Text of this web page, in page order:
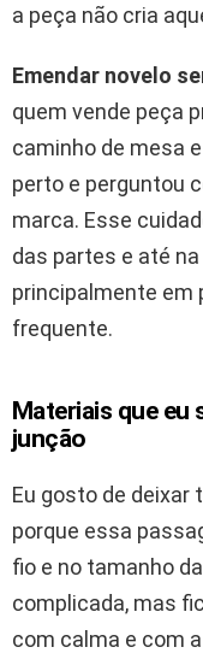
a peça não cria
Emendar novelo
quem vende peça
caminho de mesa
perto e perguntou
marca. Esse
das partes e até
principalmente em
frequente.
Materiais que eu
junção
Eu gosto de deixar
porque essa
fio e no tamanho
complicada, mas
com calma e com